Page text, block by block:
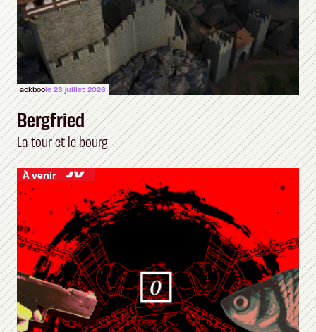
ackboole 23 juillet 2026
Bergfried
La tour et le bourg
À venir